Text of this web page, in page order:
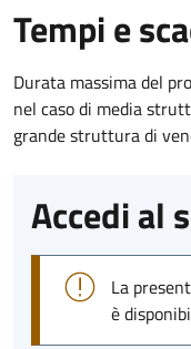
Tempi e
Durata massima del
nel caso di media
grande struttura di
Accedi al
La
è